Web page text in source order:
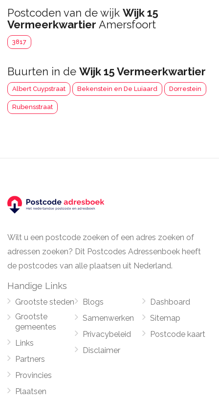
Postcoden van de wijk Wijk 15
Vermeerkwartier Amersfoort
3817
Buurten in de Wijk 15 Vermeerkwartier
Albert Cuypstraat Bekenstein en De Luiaard Dorrestein
Rubensstraat
Wilt u een postcode zoeken of een adres zoeken of
adressen zoeken? Dit Postcodes Adressenboek heeft
de postcodes van alle plaatsen uit Nederland.
Handige Links
Grootste steden
Grootste
gemeentes
Links
Partners
Provincies
Plaatsen
Blogs
Samenwerken
Privacybeleid
Disclaimer
Dashboard
Sitemap
Postcode kaart